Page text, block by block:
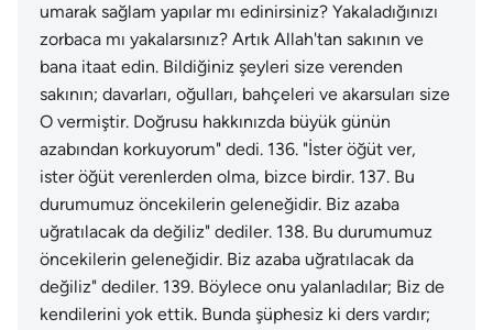
umarak sağlam yapılar mı edinirsiniz? Yakaladığınızı
zorbaca mı yakalarsınız? Artık Allah'tan sakının ve
bana itaat edin. Bildiğiniz şeyleri size verenden
sakının; davarları, oğulları, bahçeleri ve akarsuları size
O vermiştir. Doğrusu hakkınızda büyük günün
azabından korkuyorum" dedi. 136. "İster öğüt ver,
ister öğüt verenlerden olma, bizce birdir. 137. Bu
durumumuz öncekilerin geleneğidir. Biz azaba
uğratılacak da değiliz" dediler. 138. Bu durumumuz
öncekilerin geleneğidir. Biz azaba uğratılacak da
değiliz" dediler. 139. Böylece onu yalanladılar; Biz de
kendilerini yok ettik. Bunda şüphesiz ki ders vardır;